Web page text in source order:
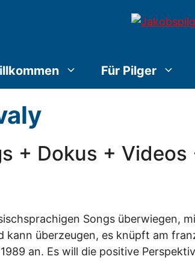
Für Pilger
+ Dokus +
Songs überwiegen,
kann überzeugen, es knüpft am
an. Es will die positive